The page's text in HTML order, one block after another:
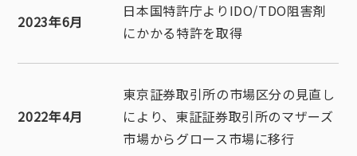
2023年6月
日本国特許庁よりIDO/TDO阻害剤
にかかる特許を取得
2022年4月
東京証券取引所の市場区分の見直し
により、東証証券取引所のマザーズ
市場からグロース市場に移行